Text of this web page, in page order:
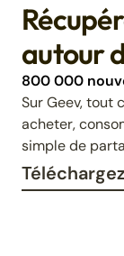
autour
800 000
Sur Geev, tout
acheter,
simple de